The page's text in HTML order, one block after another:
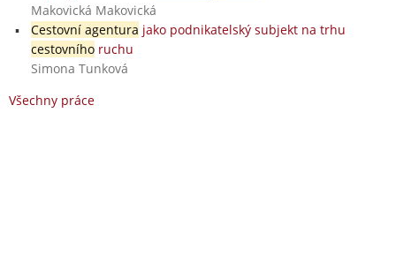
Makovická Makovická
Cestovní agentura jako podnikatelský subjekt na trhu
cestovníhoruchu
Simona Tunková
Všechny práce